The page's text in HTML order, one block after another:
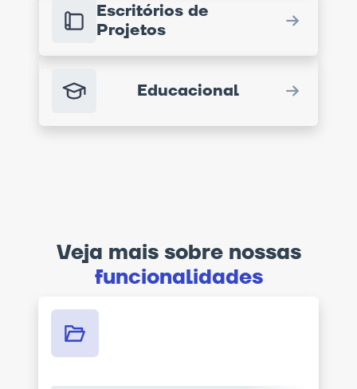
Escritórios de
Projetos
Educacional
Veja mais sobre nossas
funcionalidades